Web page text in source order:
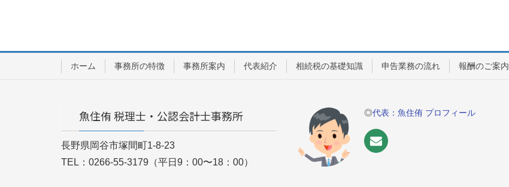
ホーム 事務所の特徴 事務所案内 代表紹介 相続税の基礎知識 申告業務の流れ 報酬のご案内
魚住侑 税理士・公認会計士事務所
長野県岡谷市塚間町1-8-23
TEL：0266-55-3179（平日9：00〜18：00）
◎代表：魚住侑 プロフィール